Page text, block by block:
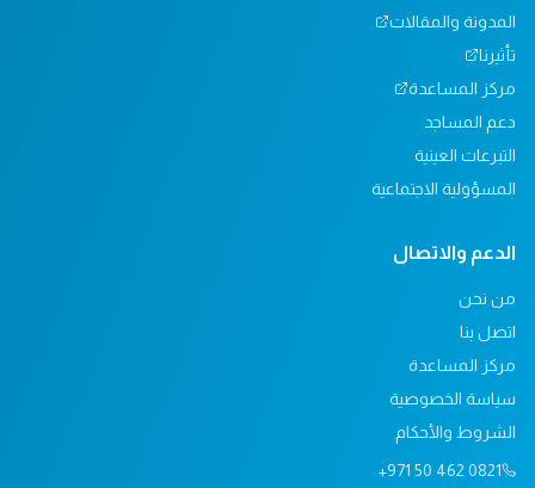
المدونة والمقالات
تأثيرنا
مركز المساعدة
دعم المساجد
التبرعات العينية
المسؤولية الاجتماعية
الدعم والاتصال
من نحن
اتصل بنا
مركز المساعدة
سياسة الخصوصية
الشروط والأحكام
+971 50 462 0821